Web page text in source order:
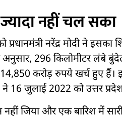
नहीं चल सका
नरेंद्र मोदी ने इसका
के अनुसार, 296 किलोमीटर
करोड़ रुपये खर्च हुए हैं। इस
16 जुलाई 2022 को उत्तर
जिया और एक बारिश में